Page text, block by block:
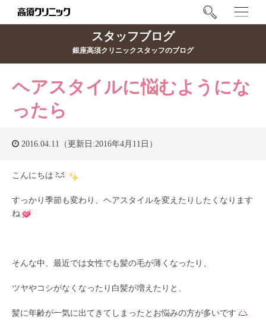
スタッフブログ
銀座高須クリニックスタッフのブログ
ヘアスタイルに悩むようにな
ったら
2016.04.11（更新日:2016年4月11日）
こんにちは
すっかり季節も変わり、ヘアスタイルを変えたりしたくなります
ね
そんな中、最近では女性でも髪の毛が薄くなったり、
ツヤやコシがなくなったり白髪が増えたりと、
髪に年齢が一気に出てきてしまったとお悩みの方が多いです